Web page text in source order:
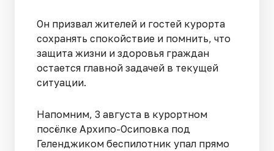
Он призвал жителей и гостей курорта
сохранять спокойствие и помнить, что
защита жизни и здоровья граждан
остается главной задачей в текущей
ситуации.
Напомним, 3 августа в курортном
посёлке Архипо-Осиповка под
Геленджиком беспилотник упал прямо